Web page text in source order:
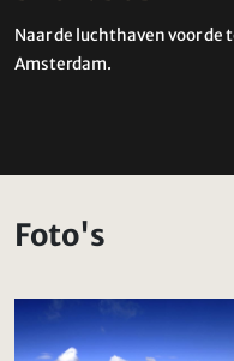
Naar de luchthaven voor
Amsterdam.
Foto's